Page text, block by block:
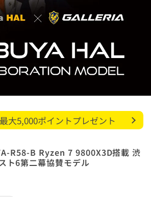
大5,000ポイントプレゼント
R58-B Ryzen 7 9800X3D搭載 渋
ト6第二幕協賛モデル